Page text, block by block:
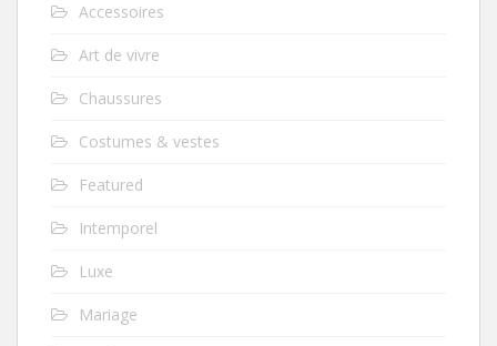
Accessoires
Art de vivre
Chaussures
Costumes & vestes
Featured
Intemporel
Luxe
Mariage